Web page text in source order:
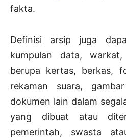
fakta.
Definisi arsip juga
kumpulan data,
berupa kertas, berkas,
rekaman suara,
dokumen lain dalam
yang dibuat atau
pemerintah, swasta